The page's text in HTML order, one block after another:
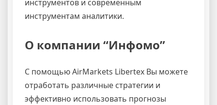
инструментов и современным
инструментам аналитики.
О компании “Инфомо”
С помощью AirMarkets Libertex Вы можете
отработать различные стратегии и
эффективно использовать прогнозы